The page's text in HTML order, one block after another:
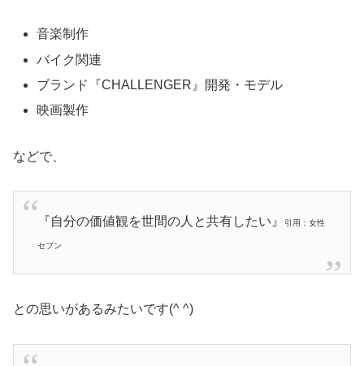
音楽制作
バイク関連
ブランド『CHALLENGER』開発・モデル
映画製作
などで、
『自分の価値観を世間の人と共有したい』 引用：女性
セブン
との思いがあるみたいです(^ ^)